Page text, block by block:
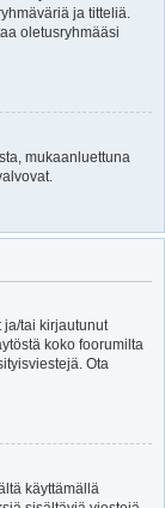
ja titteliä.
oletusryhmääsi
mukaanluettuna
ja/tai kirjautunut
koko foorumilta
Ota
käyttämällä